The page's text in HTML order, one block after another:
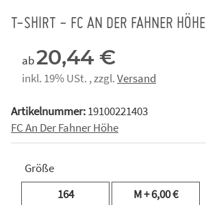
T-SHIRT - FC AN DER FAHNER HÖHE
ab20,44 €
inkl. 19% USt. , zzgl.Versand
Artikelnummer:19100221403
FC An Der Fahner Höhe
Größe
164
M+ 6,00 €